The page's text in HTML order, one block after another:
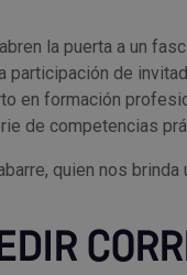
la puerta a un
de
en formación
de competencias
quien nos